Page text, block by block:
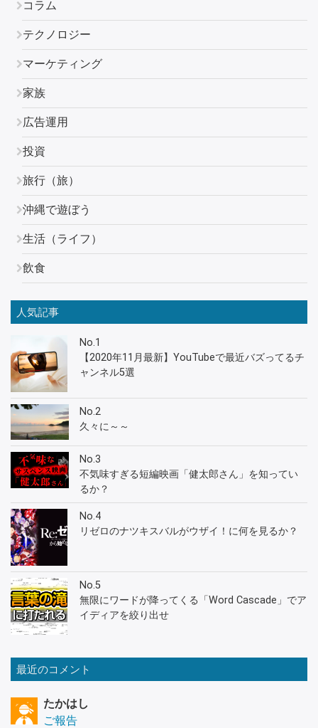
コラム
テクノロジー
マーケティング
家族
広告運用
投資
旅行（旅）
沖縄で遊ぼう
生活（ライフ）
飲食
人気記事
No.1
【2020年11月最新】YouTubeで最近バズってるチ
ャンネル5選
No.2
久々に～～
No.3
不気味すぎる短編映画「健太郎さん」を知ってい
るか？
No.4
リゼロのナツキスバルがウザイ！に何を見るか？
No.5
無限にワードが降ってくる「Word Cascade」でア
イディアを絞り出せ
最近のコメント
たかはし
ご報告